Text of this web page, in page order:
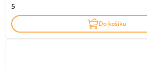
5
Do košíku